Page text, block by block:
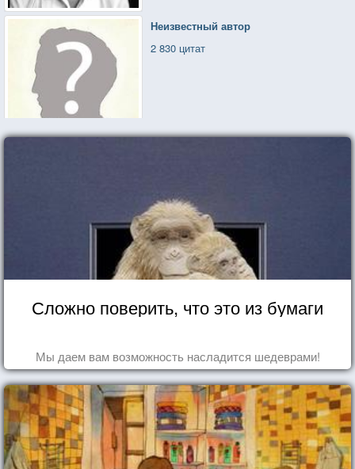
Неизвестный автор
2 830 цитат
Сложно поверить, что это из бумаги
Мы даем вам возможность насладится шедеврами!